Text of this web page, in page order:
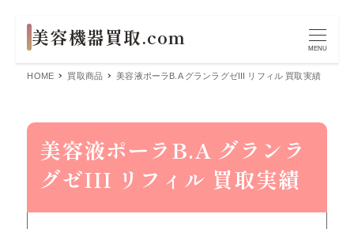
MENU
HOME 買取商品 美容液ポーラB.A グランラグゼIII リフィル 買取実績
美容液ポーラB.A グランラ
グゼIII リフィル 買取実績